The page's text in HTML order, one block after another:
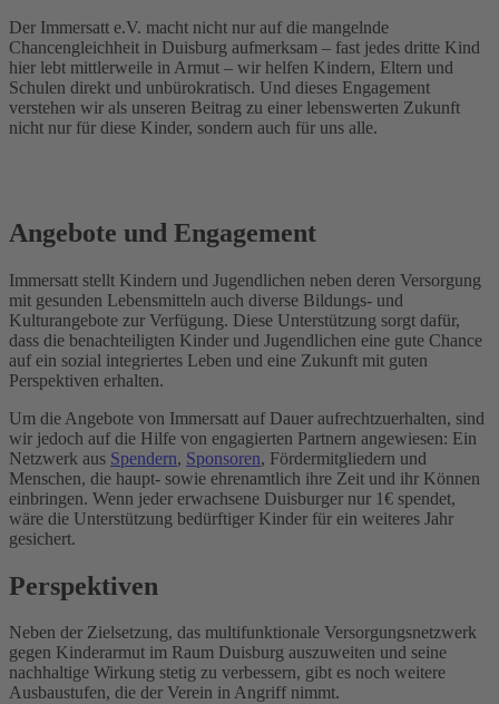
Der Immersatt e.V. macht nicht nur auf die mangelnde
Chancengleichheit in Duisburg aufmerksam – fast jedes dritte Kind
hier lebt mittlerweile in Armut – wir helfen Kindern, Eltern und
Schulen direkt und unbürokratisch. Und dieses Engagement
verstehen wir als unseren Beitrag zu einer lebenswerten Zukunft
nicht nur für diese Kinder, sondern auch für uns alle.
Angebote und Engagement
Immersatt stellt Kindern und Jugendlichen neben deren Versorgung
mit gesunden Lebensmitteln auch diverse Bildungs- und
Kulturangebote zur Verfügung. Diese Unterstützung sorgt dafür,
dass die benachteiligten Kinder und Jugendlichen eine gute Chance
auf ein sozial integriertes Leben und eine Zukunft mit guten
Perspektiven erhalten.
Um die Angebote von Immersatt auf Dauer aufrechtzuerhalten, sind
wir jedoch auf die Hilfe von engagierten Partnern angewiesen: Ein
Netzwerk aus Spendern, Sponsoren, Fördermitgliedern und
Menschen, die haupt- sowie ehrenamtlich ihre Zeit und ihr Können
einbringen. Wenn jeder erwachsene Duisburger nur 1€ spendet,
wäre die Unterstützung bedürftiger Kinder für ein weiteres Jahr
gesichert.
Perspektiven
Neben der Zielsetzung, das multifunktionale Versorgungsnetzwerk
gegen Kinderarmut im Raum Duisburg auszuweiten und seine
nachhaltige Wirkung stetig zu verbessern, gibt es noch weitere
Ausbaustufen, die der Verein in Angriff nimmt.